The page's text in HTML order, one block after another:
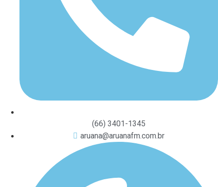
(66) 3401-1345
aruana@aruanafm.com.br